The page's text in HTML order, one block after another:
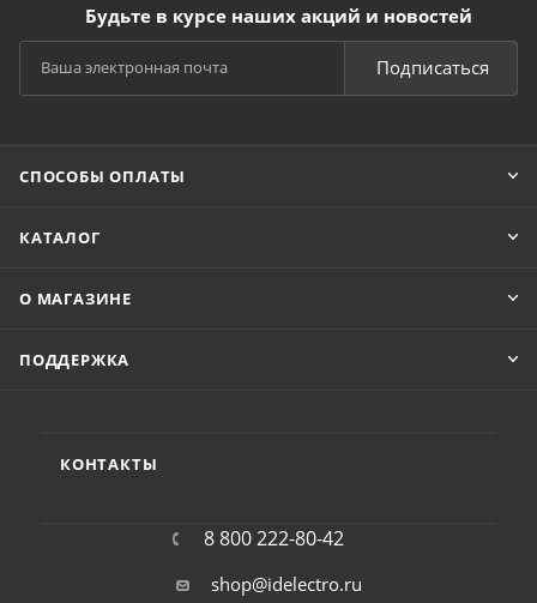
Будьте в курсе наших акций и новостей
Подписаться
СПОСОБЫ ОПЛАТЫ
КАТАЛОГ
О МАГАЗИНЕ
ПОДДЕРЖКА
КОНТАКТЫ
8 800 222-80-42
shop@idelectro.ru